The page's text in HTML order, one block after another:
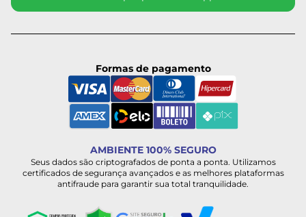
Formas de pagamento
AMBIENTE 100% SEGURO
Seus dados são criptografados de ponta a ponta. Utilizamos
certificados de segurança avançados e as melhores plataformas
antifraude para garantir sua total tranquilidade.